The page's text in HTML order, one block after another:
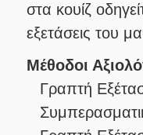
στα κουίζ
εξετάσεις του
Μέθοδοι
Γραπτή